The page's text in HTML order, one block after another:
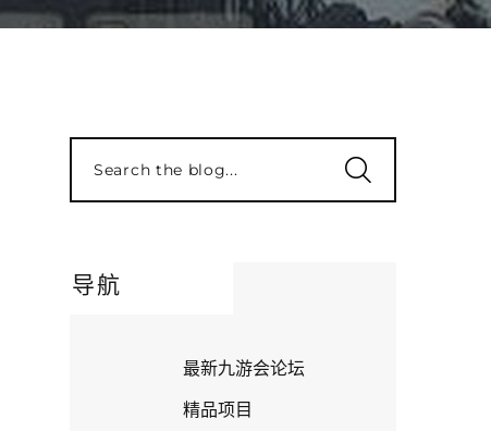
Search the blog...
导航
最新九游会论坛
精品项目